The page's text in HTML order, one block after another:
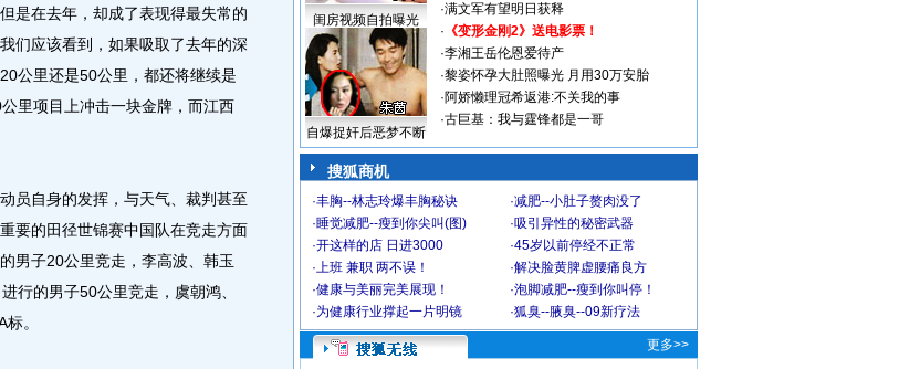
在去年，却成了表现得最失常的
们应该看到，如果吸取了去年的深
公里还是50公里，都还将继续是
里项目上冲击一块金牌，而江西
自身的发挥，与天气、裁判甚至
要的田径世锦赛中国队在竞走方面
男子20公里竞走，李高波、韩玉
行的男子50公里竞走，虞朝鸿、
。
闺房视频自拍曝光
自爆捉奸后恶梦不断
·满文军有望明日获释
· 《变形金刚2》送电影票！
·李湘王岳伦恩爱待产
·黎姿怀孕大肚照曝光 月用30万安胎
·阿娇懒理冠希返港:不关我的事
·古巨基：我与霆锋都是一哥
搜狐商机
·丰胸--林志玲爆丰胸秘诀 ·减肥--小肚子赘肉没了
·睡觉减肥--瘦到你尖叫(图) ·吸引异性的秘密武器
·开这样的店 日进3000 ·45岁以前停经不正常
·上班 兼职 两不误！ ·解决脸黄脾虚腰痛良方
·健康与美丽完美展现！ ·泡脚减肥--瘦到你叫停！
·为健康行业撑起一片明镜 ·狐臭--腋臭--09新疗法
更多>>